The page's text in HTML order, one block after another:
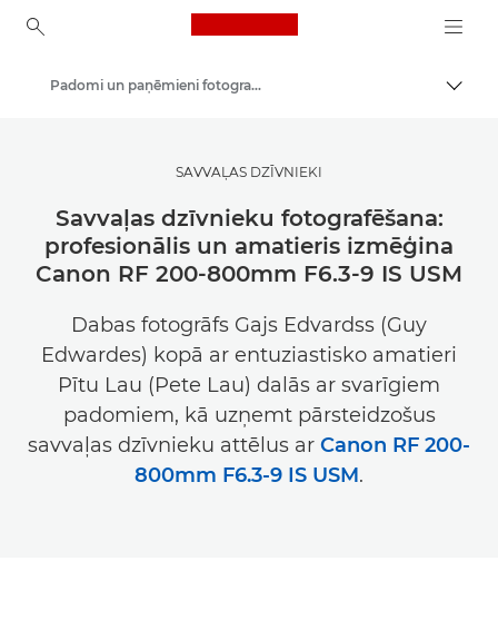
Canon Logo, back to
Gūstiet iedvesmu | Fotografēšanas un drukāšanas padomi, kā arī ceļveži pircējiem
Padomi un paņēmieni fotografēšanai un drukāšanai
SAVVAĻAS DZĪVNIEKI
Savvaļas dzīvnieku fotografēšana:
profesionālis un amatieris izmēģina
Canon RF 200-800mm F6.3-9 IS USM
Dabas fotogrāfs Gajs Edvardss (Guy
Edwardes) kopā ar entuziastisko amatieri
Pītu Lau (Pete Lau) dalās ar svarīgiem
padomiem, kā uzņemt pārsteidzošus
savvaļas dzīvnieku attēlus ar Canon RF 200-
800mm F6.3-9 IS USM.